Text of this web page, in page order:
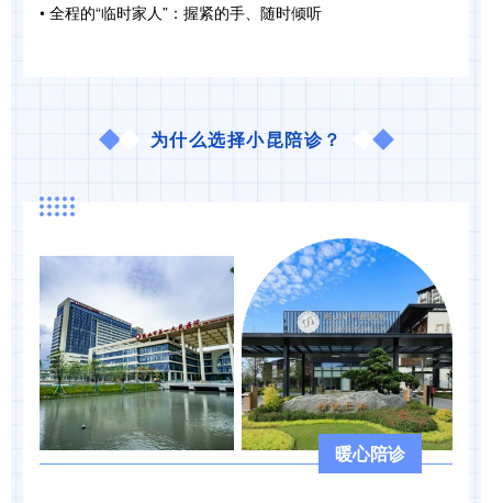
• 全程的“临时家人”：握紧的手、随时倾听
为什么选择小昆陪诊？
暖心陪诊